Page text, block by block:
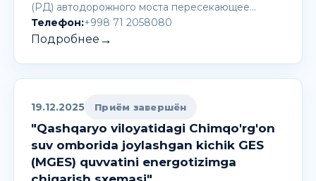
(РД) автодорожного моста пересекающее…
Телефон:+998 71 2058080
Подробнее →
19.12.2025 Приём завершён
"Qashqaryo viloyatidagi Chimqo'rg'on
suv omborida joylashgan kichik GES
(MGES) quvvatini energotizimga